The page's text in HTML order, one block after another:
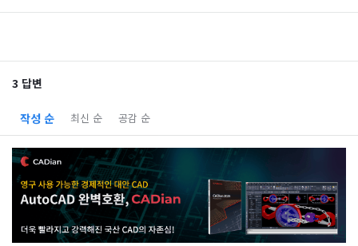
3 답변
작성 순 최신 순 공감 순